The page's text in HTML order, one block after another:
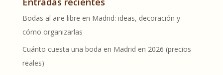
Bodas al aire libre en Madrid: ideas, decoración y
cómo organizarlas
Cuánto cuesta una boda en Madrid en 2026 (precios
reales)